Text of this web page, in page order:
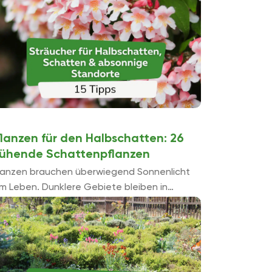
für den Halbschatten: 26
Schattenpflanzen
brauchen überwiegend Sonnenlicht
Leben. Dunklere Gebiete bleiben in
sowie auf Balkonen deshalb oftmals
trist und kahl. Das muss nicht
denn es gibt zahlreiche blü...